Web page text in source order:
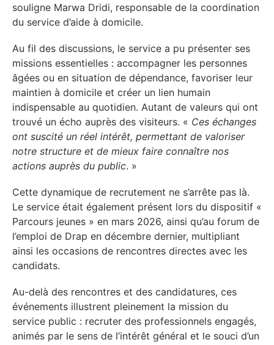
souligne Marwa Dridi, responsable de la coordination
du service d’aide à domicile.
Au fil des discussions, le service a pu présenter ses
missions essentielles : accompagner les personnes
âgées ou en situation de dépendance, favoriser leur
maintien à domicile et créer un lien humain
indispensable au quotidien. Autant de valeurs qui ont
trouvé un écho auprès des visiteurs. « Ces échanges
ont suscité un réel intérêt, permettant de valoriser
notre structure et de mieux faire connaître nos
actions auprès du public. »
Cette dynamique de recrutement ne s’arrête pas là.
Le service était également présent lors du dispositif «
Parcours jeunes » en mars 2026, ainsi qu’au forum de
l’emploi de Drap en décembre dernier, multipliant
ainsi les occasions de rencontres directes avec les
candidats.
Au-delà des rencontres et des candidatures, ces
événements illustrent pleinement la mission du
service public : recruter des professionnels engagés,
animés par le sens de l’intérêt général et le souci d’un